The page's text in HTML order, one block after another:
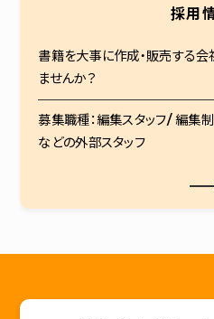
採用
書籍を大事に作成・販売する会
ませんか？
募集職種：編集スタッフ/ 編集
などの外部スタッフ